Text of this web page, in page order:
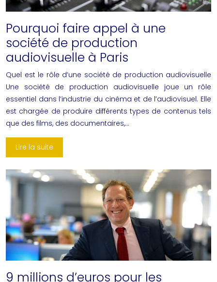
Pourquoi faire appel à une
société de production
audiovisuelle à Paris
Quel est le rôle d’une société de production audiovisuelle
Une société de production audiovisuelle joue un rôle
essentiel dans l’industrie du cinéma et de l’audiovisuel. Elle
est chargée de produire différents types de contenus tels
que des films, des documentaires,…
Lire la suite
9 millions d’euros pour les